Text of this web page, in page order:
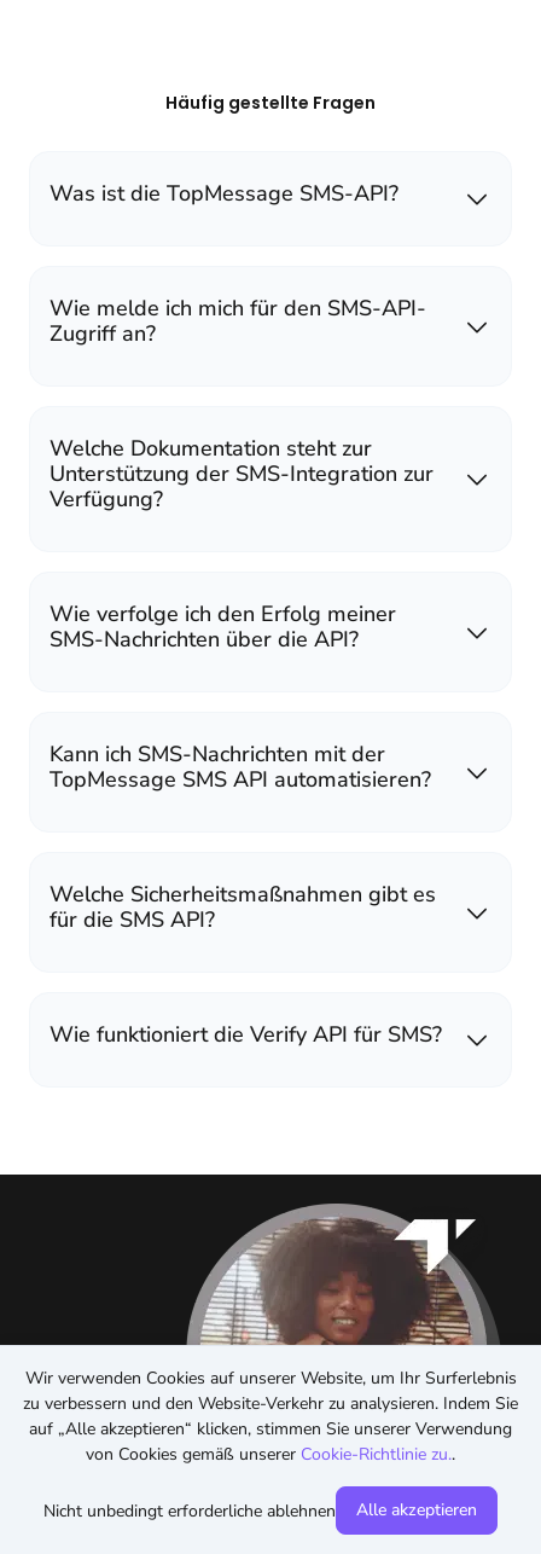
Häufig gestellte Fragen
Was ist die TopMessage SMS-API?
Wie melde ich mich für den SMS-API-
Zugriff an?
Welche Dokumentation steht zur
Unterstützung der SMS-Integration zur
Verfügung?
Wie verfolge ich den Erfolg meiner
SMS-Nachrichten über die API?
Kann ich SMS-Nachrichten mit der
TopMessage SMS API automatisieren?
Welche Sicherheitsmaßnahmen gibt es
für die SMS API?
Wie funktioniert die Verify API für SMS?
Wir verwenden Cookies auf unserer Website, um Ihr Surferlebnis
zu verbessern und den Website-Verkehr zu analysieren. Indem Sie
auf „Alle akzeptieren“ klicken, stimmen Sie unserer Verwendung
von Cookies gemäß unserer Cookie-Richtlinie zu..
Nicht unbedingt erforderliche ablehnen Alle akzeptieren